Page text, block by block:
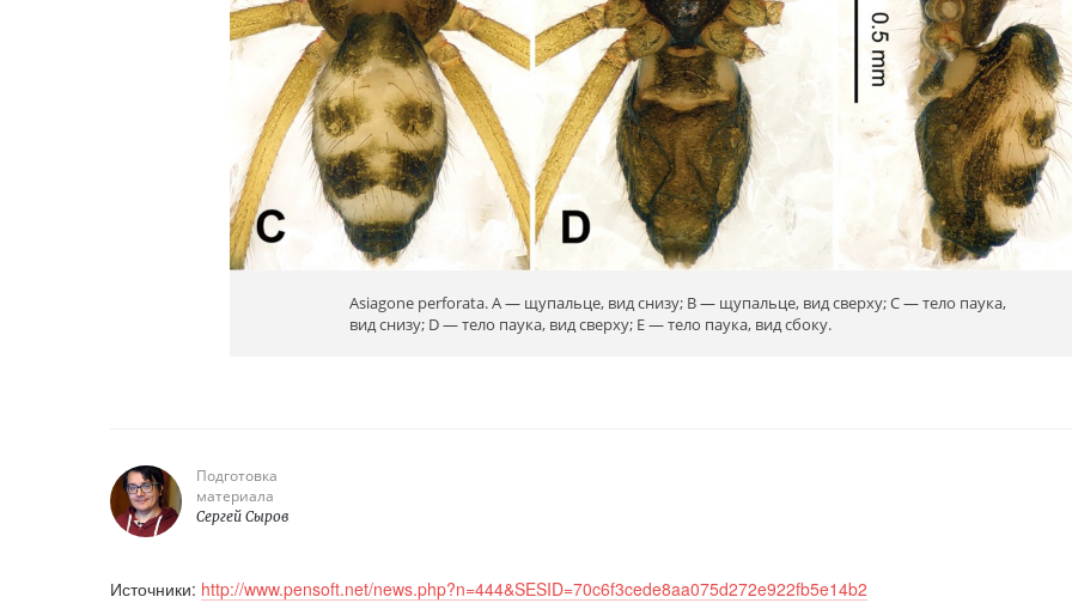
Asiagone perforata. A — щупальце, вид снизу; B — щупальце, вид сверху; C — тело паука,
вид снизу; D — тело паука, вид сверху; E — тело паука, вид сбоку.
Подготовка
материала
Сергей Сыров
Источники: http://www.pensoft.net/news.php?n=444&SESID=70c6f3cede8aa075d272e922fb5e14b2